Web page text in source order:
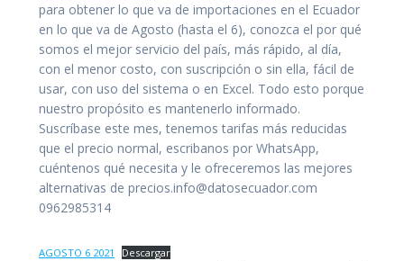
para obtener lo que va de importaciones en el Ecuador
en lo que va de Agosto (hasta el 6), conozca el por qué
somos el mejor servicio del país, más rápido, al día,
con el menor costo, con suscripción o sin ella, fácil de
usar, con uso del sistema o en Excel. Todo esto porque
nuestro propósito es mantenerlo informado.
Suscríbase este mes, tenemos tarifas más reducidas
que el precio normal, escribanos por WhatsApp,
cuéntenos qué necesita y le ofreceremos las mejores
alternativas de precios.info@datosecuador.com
0962985314
AGOSTO 6 2021 Descargar